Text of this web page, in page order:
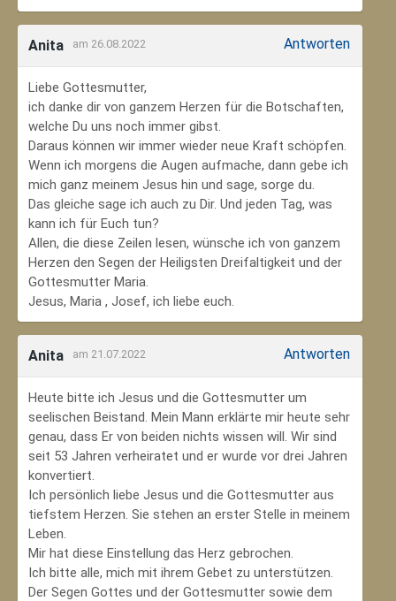
Anita am 26.08.2022 Antworten
Liebe Gottesmutter,
ich danke dir von ganzem Herzen für die Botschaften,
welche Du uns noch immer gibst.
Daraus können wir immer wieder neue Kraft schöpfen.
Wenn ich morgens die Augen aufmache, dann gebe ich
mich ganz meinem Jesus hin und sage, sorge du.
Das gleiche sage ich auch zu Dir. Und jeden Tag, was
kann ich für Euch tun?
Allen, die diese Zeilen lesen, wünsche ich von ganzem
Herzen den Segen der Heiligsten Dreifaltigkeit und der
Gottesmutter Maria.
Jesus, Maria , Josef, ich liebe euch.
Anita am 21.07.2022 Antworten
Heute bitte ich Jesus und die Gottesmutter um
seelischen Beistand. Mein Mann erklärte mir heute sehr
genau, dass Er von beiden nichts wissen will. Wir sind
seit 53 Jahren verheiratet und er wurde vor drei Jahren
konvertiert.
Ich persönlich liebe Jesus und die Gottesmutter aus
tiefstem Herzen. Sie stehen an erster Stelle in meinem
Leben.
Mir hat diese Einstellung das Herz gebrochen.
Ich bitte alle, mich mit ihrem Gebet zu unterstützen.
Der Segen Gottes und der Gottesmutter sowie dem